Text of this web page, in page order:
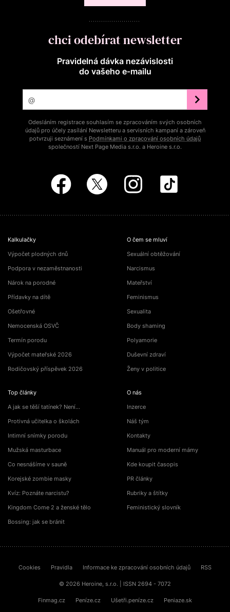
chci odebírat newsletter
Pravidelná dávka nezávislosti
do vašeho e‑mailu
Odesláním registrace souhlasím se zpracováním svých osobních
údajů pro účely zasílání Newsletteru a servisních kampaní a zároveň
potvrzuji seznámení s Podmínkami o zpracování osobních údajů
společností Next Page Media s.r.o. a Heroine s.r.o.
Kalkulačky
Výpočet plodných dnů
Podpora v nezaměstnanosti
Nárok na porodné
Přídavky na dítě
Ošetřovné
Nemocenská OSVČ
Termín porodu
Výpočet mateřské 2026
Rodičovský příspěvek 2026
Top články
A jak se těší tatínek? Není…
Protivná učitelka o školách
Intimní snímky porodu
Mužská masturbace
Co nesnášíme v sauně
Korejské zombie masky
Kvíz: Poznáte narcistu?
Kingdom Come 2 a ženské tělo
Bossing: jak se bránit
O čem se mluví
Sexuální obtěžování
Narcismus
Mateřství
Feminismus
Sexualita
Body shaming
Polyamorie
Duševní zdraví
Ženy v politice
O nás
Inzerce
Náš tým
Kontakty
Manuál pro moderní mámy
Kde koupit časopis
PR články
Rubriky a štítky
Feministický slovník
Cookies Pravidla Informace ke zpracování osobních údajů RSS
© 2026 Heroine, s.r.o. | ISSN 2694 - 7072
Finmag.cz Peníze.cz Ušetři.peníze.cz Peniaze.sk